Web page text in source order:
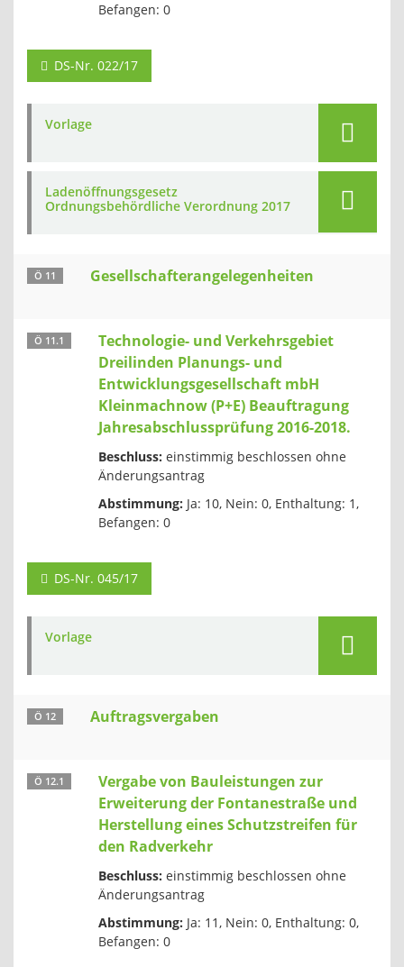
Befangen: 0
DS-Nr. 022/17
Vorlage
Ladenöffnungsgesetz
Ordnungsbehördliche Verordnung 2017
Ö 11 Gesellschafterangelegenheiten
Ö 11.1
Technologie- und Verkehrsgebiet
Dreilinden Planungs- und
Entwicklungsgesellschaft mbH
Kleinmachnow (P+E) Beauftragung
Jahresabschlussprüfung 2016-2018.
Beschluss: einstimmig beschlossen ohne
Änderungsantrag
Abstimmung: Ja: 10, Nein: 0, Enthaltung: 1,
Befangen: 0
DS-Nr. 045/17
Vorlage
Ö 12 Auftragsvergaben
Ö 12.1
Vergabe von Bauleistungen zur
Erweiterung der Fontanestraße und
Herstellung eines Schutzstreifen für
den Radverkehr
Beschluss: einstimmig beschlossen ohne
Änderungsantrag
Abstimmung: Ja: 11, Nein: 0, Enthaltung: 0,
Befangen: 0